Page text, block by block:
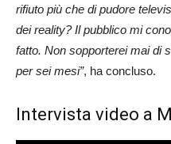
rifiuto più che di pudore
dei reality? Il pubblico mi
fatto. Non sopporterei mai di
per sei mesi”, ha concluso.
Intervista video a